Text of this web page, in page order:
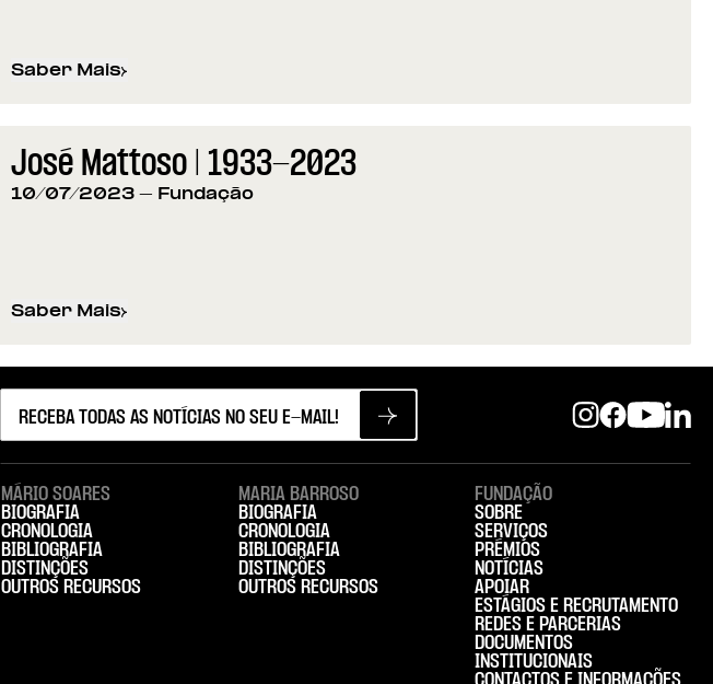
Saber Mais
sobre Programação da Fundação para os 50 anos do 25 de Abril
José Mattoso | 1933-2023
10/07/2023 - Fundação
Saber Mais
sobre José Mattoso | 1933-2023
MÁRIO SOARES
BIOGRAFIA
CRONOLOGIA
BIBLIOGRAFIA
DISTINÇÕES
OUTROS RECURSOS
MARIA BARROSO
BIOGRAFIA
CRONOLOGIA
BIBLIOGRAFIA
DISTINÇÕES
OUTROS RECURSOS
FUNDAÇÃO
SOBRE
SERVIÇOS
PRÉMIOS
NOTÍCIAS
APOIAR
ESTÁGIOS E RECRUTAMENTO
REDES E PARCERIAS
DOCUMENTOS
INSTITUCIONAIS